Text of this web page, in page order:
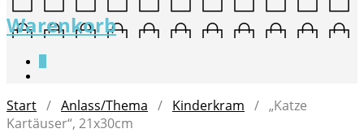
Warenkorb
Start / Anlass/Thema / Kinderkram / „Katze
Kartäuser“, 21x30cm